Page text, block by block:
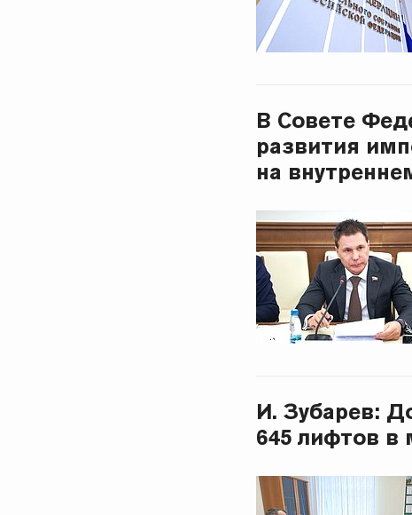
В Совете
развития
на
И. Зубарев:
645 лифтов в